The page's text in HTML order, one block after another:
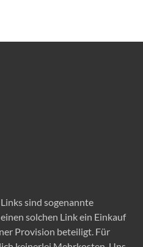
sind sogenannte
solchen Link ein Einkauf
Provision beteiligt. Für